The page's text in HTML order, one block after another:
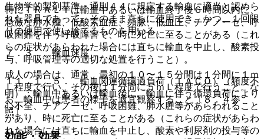
特にＴＲＡＬＩは輸血中あるいは輸血終了後６時間以内に、
急激な肺水腫、低酸素血症、頻脈、低血圧、チアノーゼ、呼
吸困難を伴う呼吸障害で、時に死亡に至ることがある（これ
らの症状があらわれた場合には直ちに輸血を中止し、酸素投
与、呼吸管理等の適切な処置を行うこと）。
１１．１．５． 輸血関連循環過負荷（ＴＡＣＯ）（頻度不
明）：輸血中あるいは輸血後に、輸血に伴う循環負荷により
心不全、チアノーゼ、呼吸困難、肺水腫等があらわれること
があり、時に死亡に至ることがある（これらの症状があらわ
れた場合には直ちに輸血を中止し、酸素や利尿剤の投与等の
生物学的製剤基準・通則４４に規定する輸血に適当と認めら
れた器具であって、そのまま直ちに使用でき、かつ、１回限
りの使用で使い捨てるものを用いる。
７．３． 輸血速度
成人の場合は、通常、最初の１０〜１５分間は１分間に１ｍ
Ｌ程度で行い、その後は１分間に５ｍＬ程度で行うこと。な
お、輸血中は患者の様子を適宜観察すること〔８．４参
照〕。
効能・効果